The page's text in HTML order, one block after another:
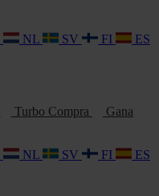
NL SV FI
ES
Turbo Compra
Gana
NL SV FI
ES